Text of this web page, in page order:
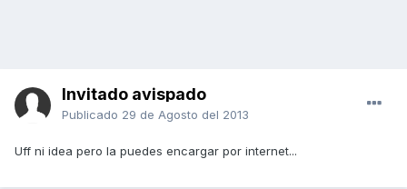
Invitado avispado
Publicado 29 de Agosto del 2013
Uff ni idea pero la puedes encargar por internet...